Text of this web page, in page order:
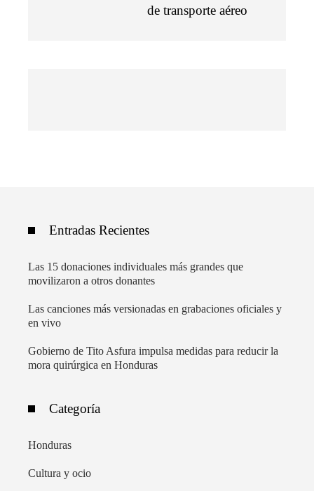
de transporte aéreo
Entradas Recientes
Las 15 donaciones individuales más grandes que
movilizaron a otros donantes
Las canciones más versionadas en grabaciones oficiales y
en vivo
Gobierno de Tito Asfura impulsa medidas para reducir la
mora quirúrgica en Honduras
Categoría
Honduras
Cultura y ocio